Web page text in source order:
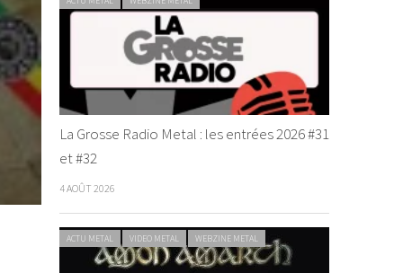
La Grosse Radio Metal : les entrées 2026 #31
et #32
4 AOÛT 2026
ACTU METAL VIDEO METAL WEBZINE METAL